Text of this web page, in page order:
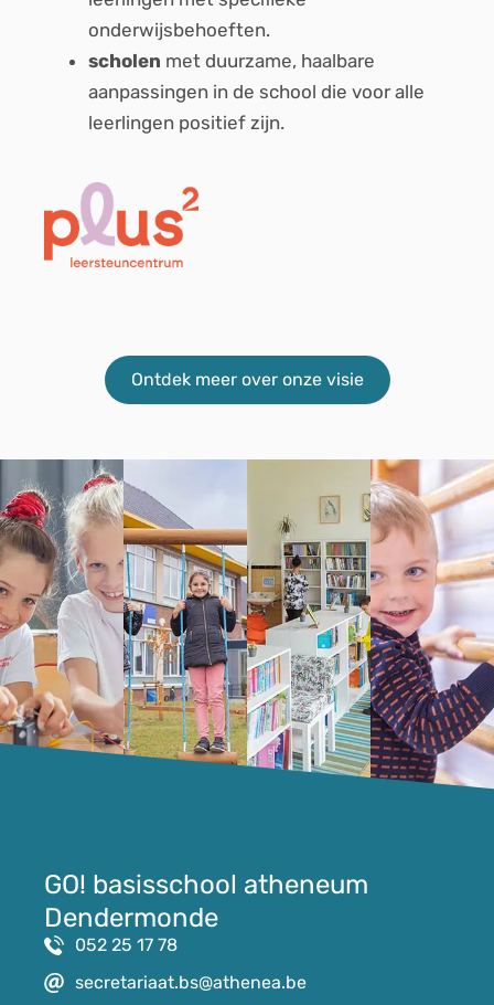
onderwijsbehoeften.
scholen met duurzame, haalbare
aanpassingen in de school die voor alle
leerlingen positief zijn.
Ontdek meer over onze visie
GO! basisschool atheneum
Dendermonde
052 25 17 78
secretariaat.bs@athenea.be